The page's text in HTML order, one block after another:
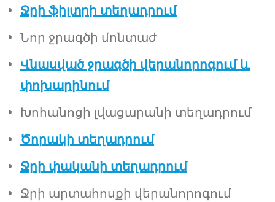
Ջրի ֆիլտրի տեղադրում
Նոր ջրագծի մոնտաժ
Վնասված ջրագծի վերանորոգում և
փոխարինում
Խոհանոցի լվացարանի տեղադրում
Ծորակի տեղադրում
Ջրի փականի տեղադրում
Ջրի արտահոսքի վերանորոգում